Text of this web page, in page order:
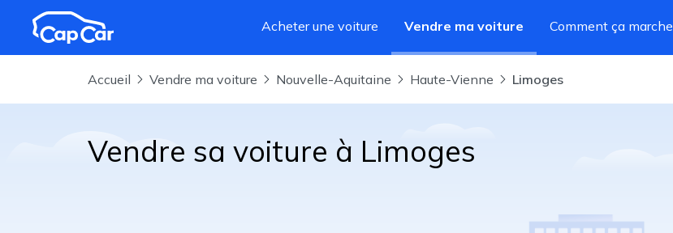
Aller au contenu principal
Acheter une voiture
Vendre ma voiture Comment ça marche
Accueil Vendre ma voiture Nouvelle-Aquitaine Haute-Vienne Limoges
Vendre sa voiture à Limoges